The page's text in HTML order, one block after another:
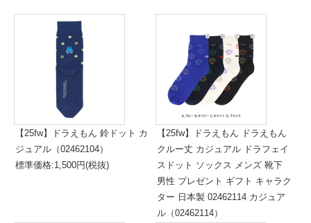
【25fw】ドラえもん 鈴ドット カ
ジュアル（02462104）
標準価格:1,500円(税抜)
【25fw】ドラえもん ドラえもん
クルー丈 カジュアル ドラフェイ
スドット ソックス メンズ 靴下
男性 プレゼント ギフト キャラク
ター 日本製 02462114 カジュア
ル（02462114）